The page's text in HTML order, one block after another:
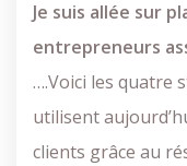
Je suis allée sur
entrepreneurs
….Voici les quatre
utilisent
clients grâce au